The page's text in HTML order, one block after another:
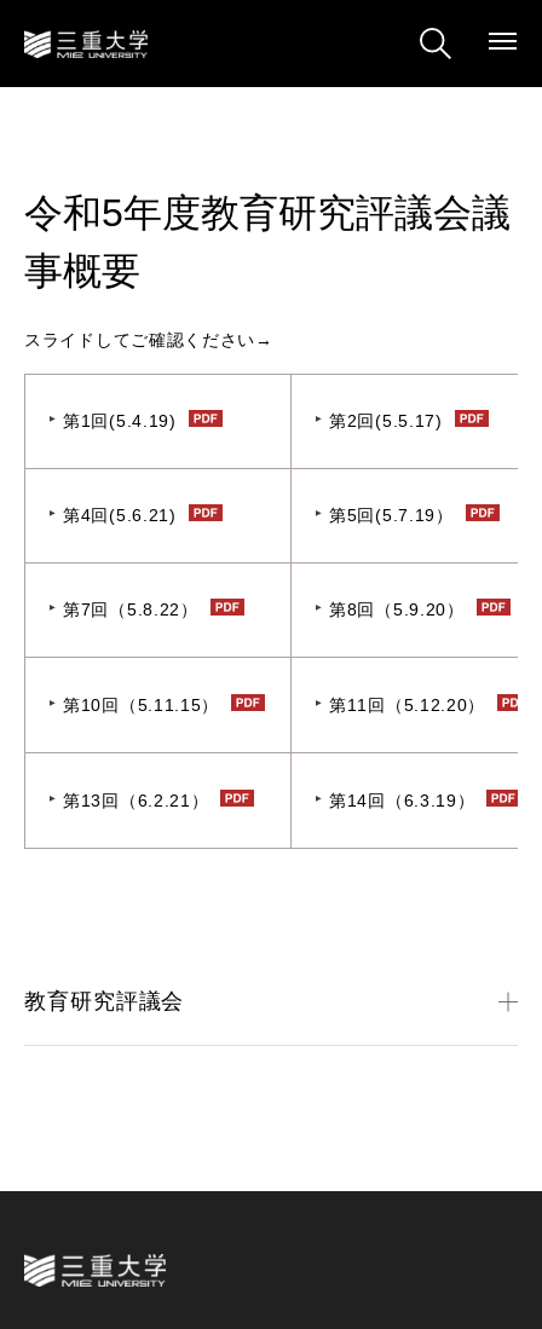
令和5年度教育研究評議会議
事概要
スライドしてご確認ください→
第1回(5.4.19) 第2回(5.5.17)
第4回(5.6.21) 第5回(5.7.19）
第7回（5.8.22） 第8回（5.9.20）
第10回（5.11.15） 第11回（5.12.20）
第13回（6.2.21） 第14回（6.3.19）
教育研究評議会